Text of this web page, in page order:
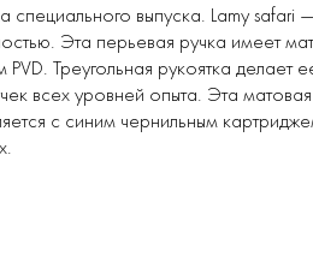
специального выпуска. Lamy
Эта перьевая ручка имеет
Треугольная рукоятка
всех уровней опыта. Эта
с синим чернильным